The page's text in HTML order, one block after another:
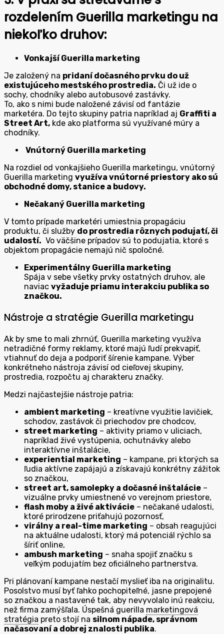
rozdelením Guerilla marketingu na
niekoľko druhov:
Vonkajší Guerilla marketing
Je založený na pridaní dočasného prvku do už
existujúceho mestského prostredia. Či už ide o
sochy, chodníky alebo autobusové zastávky.
To, ako s nimi bude naložené závisí od fantázie
marketéra. Do tejto skupiny patria napríklad aj Graffiti a
Street Art, kde ako platforma sú využívané múry a
chodníky.
Vnútorný Guerilla marketing
Na rozdiel od vonkajšieho Guerilla marketingu, vnútorný
Guerilla marketing využíva vnútorné priestory ako sú
obchodné domy, stanice a budovy.
Nečakaný Guerilla marketing
V tomto prípade marketéri umiestnia propagáciu
produktu, či služby do prostredia rôznych podujatí, či
udalostí. Vo väčšine prípadov sú to podujatia, ktoré s
objektom propagácie nemajú nič spoločné.
Experimentálny Guerilla marketing
Spája v sebe všetky prvky ostatných druhov, ale
naviac vyžaduje priamu interakciu publika so
značkou.
Nástroje a stratégie Guerilla marketingu
Ak by sme to mali zhrnúť, Guerilla marketing využíva
netradičné formy reklamy, ktoré majú ľudí prekvapiť,
vtiahnuť do deja a podporiť šírenie kampane. Výber
konkrétneho nástroja závisí od cieľovej skupiny,
prostredia, rozpočtu aj charakteru značky.
Medzi najčastejšie nástroje patria:
ambient marketing – kreatívne využitie lavičiek,
schodov, zastávok či priechodov pre chodcov,
street marketing – aktivity priamo v uliciach,
napríklad živé vystúpenia, ochutnávky alebo
interaktívne inštalácie,
experiential marketing – kampane, pri ktorých sa
ľudia aktívne zapájajú a získavajú konkrétny zážitok
so značkou,
street art, samolepky a dočasné inštalácie –
vizuálne prvky umiestnené vo verejnom priestore,
flash moby a živé aktivácie – nečakané udalosti,
ktoré prirodzene priťahujú pozornosť,
virálny a real-time marketing – obsah reagujúci
na aktuálne udalosti, ktorý má potenciál rýchlo sa
šíriť online,
ambush marketing – snaha spojiť značku s
veľkým podujatím bez oficiálneho partnerstva.
Pri plánovaní kampane nestačí myslieť iba na originalitu.
Posolstvo musí byť ľahko pochopiteľné, jasne prepojené
so značkou a nastavené tak, aby nevyvolalo inú reakciu,
než firma zamýšľala. Úspešná guerilla marketingová
stratégia preto stojí na silnom nápade, správnom
načasovaní a dobrej znalosti publika.